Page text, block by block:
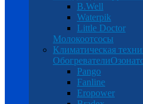
B.Well
Waterpik
Little Doctor
Молокоотсосы
Климатическая
Обогреватели
Pango
Fanline
Eropower